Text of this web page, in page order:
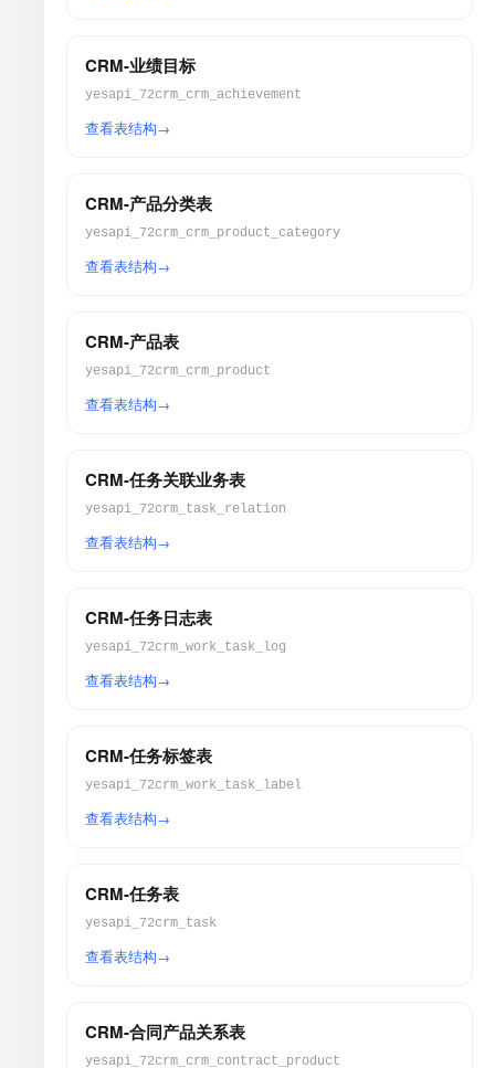
CRM-业绩目标
yesapi_72crm_crm_achievement
查看表结构
CRM-产品分类表
yesapi_72crm_crm_product_category
查看表结构
CRM-产品表
yesapi_72crm_crm_product
查看表结构
CRM-任务关联业务表
yesapi_72crm_task_relation
查看表结构
CRM-任务日志表
yesapi_72crm_work_task_log
查看表结构
CRM-任务标签表
yesapi_72crm_work_task_label
查看表结构
CRM-任务表
yesapi_72crm_task
查看表结构
CRM-合同产品关系表
yesapi_72crm_crm_contract_product